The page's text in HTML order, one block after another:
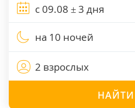
на 10 ночей
2 взрослых
НАЙТИ